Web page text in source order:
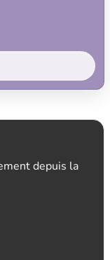
depuis la